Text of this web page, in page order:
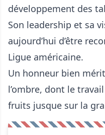
développement des
Son leadership et sa
aujourd’hui d’être
Ligue américaine.
Un honneur bien
l’ombre, dont le
fruits jusque sur la